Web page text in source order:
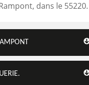
dans le 55220.